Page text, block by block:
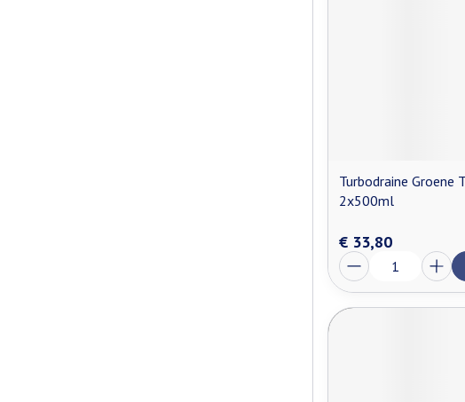
Turbodraine Groene
2x500ml
€ 33,80
Aantal